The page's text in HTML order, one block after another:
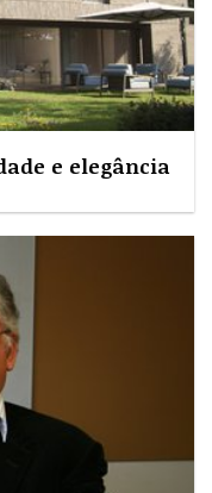
e elegância